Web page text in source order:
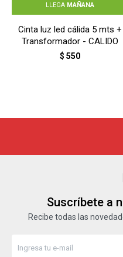
LLEGA MAÑANA
Cinta luz led cálida 5 mts +
Transformador - CALIDO
$ 550
Suscríbete a
Recibe todas las